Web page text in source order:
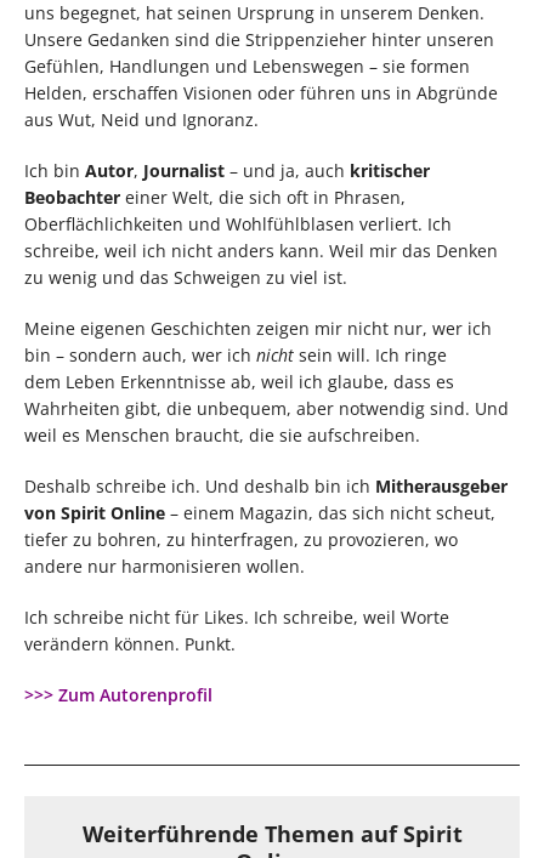
uns begegnet, hat seinen Ursprung in unserem Denken.
Unsere Gedanken sind die Strippenzieher hinter unseren
Gefühlen, Handlungen und Lebenswegen – sie formen
Helden, erschaffen Visionen oder führen uns in Abgründe
aus Wut, Neid und Ignoranz.
Ich bin Autor, Journalist – und ja, auch kritischer
Beobachter einer Welt, die sich oft in Phrasen,
Oberflächlichkeiten und Wohlfühlblasen verliert. Ich
schreibe, weil ich nicht anders kann. Weil mir das Denken
zu wenig und das Schweigen zu viel ist.
Meine eigenen Geschichten zeigen mir nicht nur, wer ich
bin – sondern auch, wer ich nicht sein will. Ich ringe
dem Leben Erkenntnisse ab, weil ich glaube, dass es
Wahrheiten gibt, die unbequem, aber notwendig sind. Und
weil es Menschen braucht, die sie aufschreiben.
Deshalb schreibe ich. Und deshalb bin ich Mitherausgeber
von Spirit Online – einem Magazin, das sich nicht scheut,
tiefer zu bohren, zu hinterfragen, zu provozieren, wo
andere nur harmonisieren wollen.
Ich schreibe nicht für Likes. Ich schreibe, weil Worte
verändern können. Punkt.
>>> Zum Autorenprofil
Weiterführende Themen auf Spirit